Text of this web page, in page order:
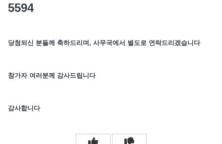
5594
당첨되신 분들께 축하드리며, 사무국에서 별도로 연락드리겠습니다
참가자 여러분께 감사드립니다
감사합니다